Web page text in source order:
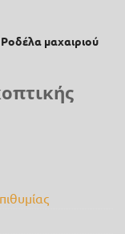
Ροδέλα μαχαιριού